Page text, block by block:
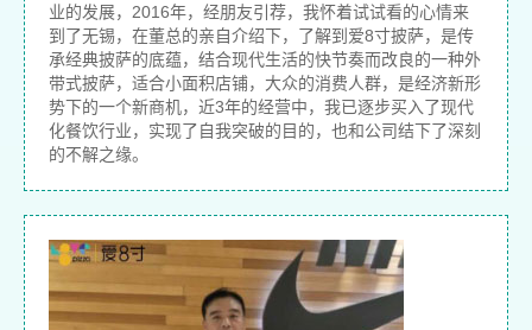
业的发展，2016年，经朋友引荐，我怀着试试看的心情来
到了无锡，在董总的亲自介绍下，了解到爱8寸披萨，是传
承经典披萨的底蕴，结合现代生活的快节奏而改良的一种外
带式披萨，适合小面积店铺，大众的消费人群，是经济新形
势下的一个新商机，近3年的经营中，我已逐步买入了现代
化餐饮行业，实现了自我突破的目的，也和公司结下了深刻
的不解之缘。